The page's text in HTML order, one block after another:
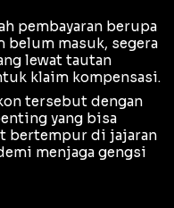
pembayaran berupa
masuk, segera
lewat tautan
klaim kompensasi.
tersebut dengan
yang bisa
bertempur di jajaran
menjaga gengsi